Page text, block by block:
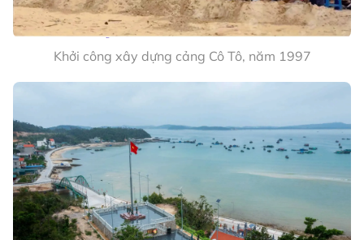
các tàu trực bảo vệ chủ quyền của cảnh sát
biển, kiểm ngư, hải quân và bộ đội biên
phòng.